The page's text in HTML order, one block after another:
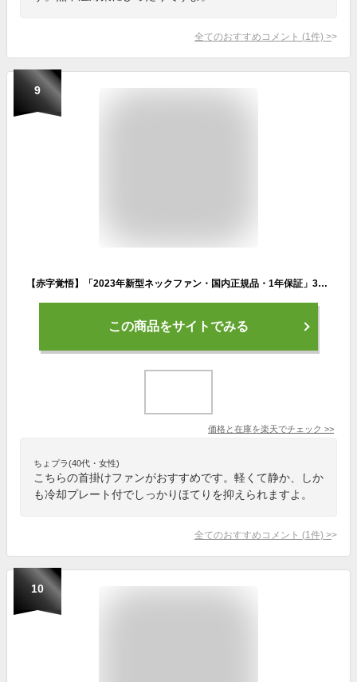
全てのおすすめコメント (1 件) >
9
【赤字覚悟】「2023年新型ネックファン・国内正規品・1年保証」360℃サラウンド型送風！ネッククーラー ダブル冷却プレート付き ペルチェ素子 NISSYO 首掛け扇風機 首かけ扇風機 携帯扇風機 首掛けファン ハンディファン ミニ扇風機 軽量 父の日ギフト
この商品をサイトでみる
価格と在庫を楽天でチェック >>
ちょプラ(40代・女性)
こちらの首掛けファンがおすすめです。軽くて静か、しか
も冷却プレート付でしっかりほてりを抑えられますよ。
全てのおすすめコメント (1 件) >
10